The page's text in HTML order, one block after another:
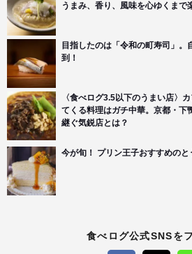
うまみ、香り、風味を心ゆくまで
目指したのは「令和の町寿司」
到！
〈食べログ3.5以下のうまい店〉
てくる料理はガチ中華。京都・下
継ぐ気鋭店とは？
今が旬！ プリン王子おすすめの
食べログ公式SNSを